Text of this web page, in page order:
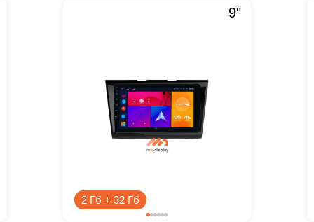
2 Гб + 32 Гб
9"